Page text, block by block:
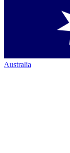
Australia